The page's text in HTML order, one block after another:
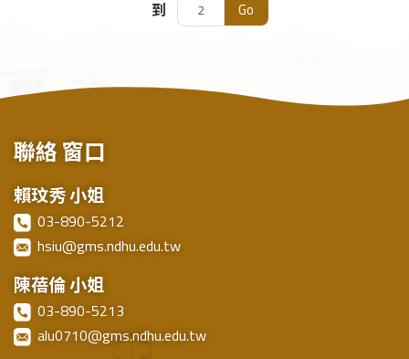
到 Go
聯絡窗口
賴玟秀 小姐
03-890-5212
hsiu@gms.ndhu.edu.tw
陳蓓倫 小姐
03-890-5213
alu0710@gms.ndhu.edu.tw